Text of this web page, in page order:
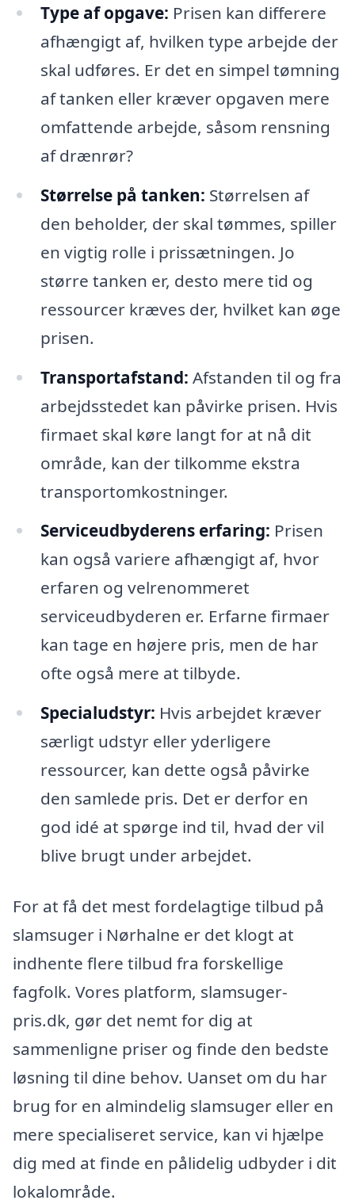
Type af opgave: Prisen kan differere
afhængigt af, hvilken type arbejde der
skal udføres. Er det en simpel tømning
af tanken eller kræver opgaven mere
omfattende arbejde, såsom rensning
af drænrør?
Størrelse på tanken: Størrelsen af
den beholder, der skal tømmes, spiller
en vigtig rolle i prissætningen. Jo
større tanken er, desto mere tid og
ressourcer kræves der, hvilket kan øge
prisen.
Transportafstand: Afstanden til og fra
arbejdsstedet kan påvirke prisen. Hvis
firmaet skal køre langt for at nå dit
område, kan der tilkomme ekstra
transportomkostninger.
Serviceudbyderens erfaring: Prisen
kan også variere afhængigt af, hvor
erfaren og velrenommeret
serviceudbyderen er. Erfarne firmaer
kan tage en højere pris, men de har
ofte også mere at tilbyde.
Specialudstyr: Hvis arbejdet kræver
særligt udstyr eller yderligere
ressourcer, kan dette også påvirke
den samlede pris. Det er derfor en
god idé at spørge ind til, hvad der vil
blive brugt under arbejdet.
For at få det mest fordelagtige tilbud på
slamsuger i Nørhalne er det klogt at
indhente flere tilbud fra forskellige
fagfolk. Vores platform, slamsuger-
pris.dk, gør det nemt for dig at
sammenligne priser og finde den bedste
løsning til dine behov. Uanset om du har
brug for en almindelig slamsuger eller en
mere specialiseret service, kan vi hjælpe
dig med at finde en pålidelig udbyder i dit
lokalområde.